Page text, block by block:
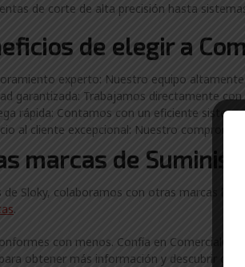
de corte de alta precisión hasta
de elegir a
experto: Nuestro equipo
garantizada: Trabajamos directamente
rápida: Contamos con un eficiente
al cliente excepcional: Nuestro
marcas de
de Sloky, colaboramos con otras marcas
.
con menos. Confía en
obtener más información y descubrir